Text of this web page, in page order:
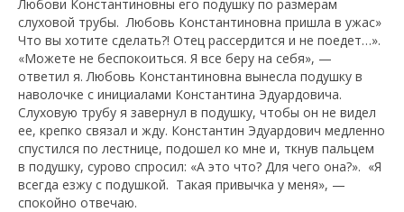
Любови Константиновны его подушку по размерам
слуховой трубы. Любовь Константиновна пришла в ужас»
Что вы хотите сделать?! Отец рассердится и не поедет…».
«Можете не беспокоиться. Я все беру на себя», —
ответил я. Любовь Константиновна вынесла подушку в
наволочке с инициалами Константина Эдуардовича.
Слуховую трубу я завернул в подушку, чтобы он не видел
ее, крепко связал и жду. Константин Эдуардович медленно
спустился по лестнице, подошел ко мне и, ткнув пальцем
в подушку, сурово спросил: «А это что? Для чего она?». «Я
всегда езжу с подушкой. Такая привычка у меня», —
спокойно отвечаю.